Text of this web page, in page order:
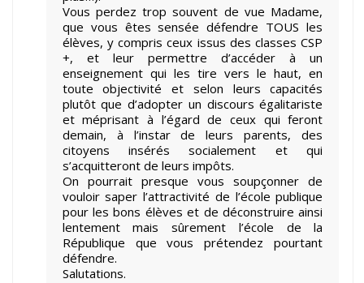
Vous perdez trop souvent de vue Madame,
que vous êtes sensée défendre TOUS les
élèves, y compris ceux issus des classes CSP
+, et leur permettre d’accéder à un
enseignement qui les tire vers le haut, en
toute objectivité et selon leurs capacités
plutôt que d’adopter un discours égalitariste
et méprisant à l’égard de ceux qui feront
demain, à l’instar de leurs parents, des
citoyens insérés socialement et qui
s’acquitteront de leurs impôts.
On pourrait presque vous soupçonner de
vouloir saper l’attractivité de l’école publique
pour les bons élèves et de déconstruire ainsi
lentement mais sûrement l’école de la
République que vous prétendez pourtant
défendre.
Salutations.